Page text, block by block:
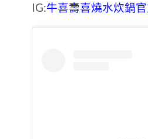
IG:牛喜壽喜燒水炊鍋